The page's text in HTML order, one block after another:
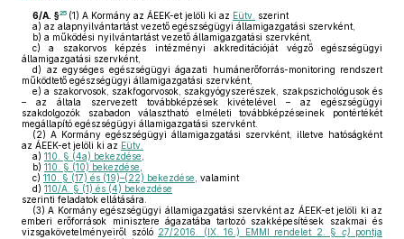
6/A. §25 (1) A Kormány az ÁEEK-et jelöli ki az Eütv. szerint
a) az alapnyilvántartást vezető egészségügyi államigazgatási szervként,
b) a működési nyilvántartást vezető államigazgatási szervként,
c) a szakorvos képzés intézményi akkreditációját végző egészségügyi
államigazgatási szervként,
d) az egységes egészségügyi ágazati humánerőforrás-monitoring rendszert
működtető egészségügyi államigazgatási szervként,
e) a szakorvosok, szakfogorvosok, szakgyógyszerészek, szakpszichológusok és
– az általa szervezett továbbképzések kivételével – az egészségügyi
szakdolgozók szabadon választható elméleti továbbképzéseinek pontértékét
megállapító egészségügyi államigazgatási szervként.
(2) A Kormány egészségügyi államigazgatási szervként, illetve hatóságként
az ÁEEK-et jelöli ki az Eütv.
a) 110. § (4a) bekezdése
b) 110. § (10) bekezdése
c) 110. § (17) és (19)–(22) bekezdése , valamint
d) 110/A. § (1) és (4) bekezdése
szerinti feladatok ellátására.
(3) A Kormány egészségügyi államigazgatási szervként az ÁEEK-et jelöli ki az
emberi erőforrások minisztere ágazatába tartozó szakképesítések szakmai és
vizsgakövetelményeiről szóló 27/2016. (IX. 16.) EMMI rendelet 2. § c) pontja